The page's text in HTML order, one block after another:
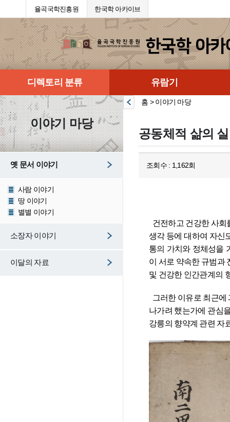
율곡국학진흥원 한국학 아카이브
디렉토리 분류 유람기
이야기 마당
옛 문서 이야기
사람 이야기
땅 이야기
별별 이야기
소장자 이야기
이달의 자료
홈 > 이야기 마당
공동체적 삶의
조회수 : 1,162회
생각 등에 대하여 자신
통의 가치와 정체성을
이 서로 약속한 규범과
및 건강한 인간관계의
나가려 했는가에 관심
강릉의 향약계 관련 자